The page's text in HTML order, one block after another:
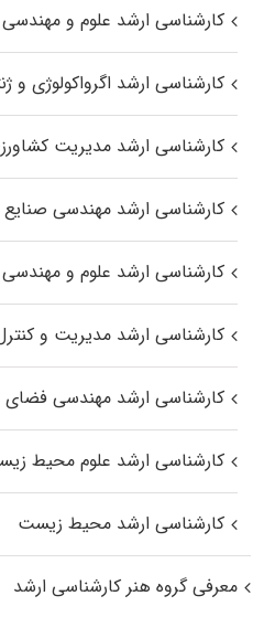
کارشناسی ارشد علوم و
کارشناسی ارشد اگرواکولوژی و
کارشناسی ارشد مدیریت
کارشناسی ارشد مهندسی
کارشناسی ارشد علوم و
کارشناسی ارشد مدیریت و
کارشناسی ارشد مهندسی فضای
کارشناسی ارشد علوم محیط‌
کارشناسی ارشد محیط زیست
معرفی گروه هنر کارشناسی ارشد